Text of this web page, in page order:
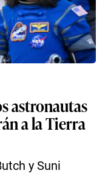
astronautas
a la Tierra
y Suni